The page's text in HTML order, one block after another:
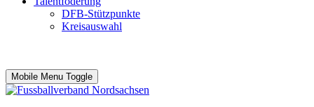
DFB-Stützpunkte
Kreisauswahl
Mobile Menu Toggle